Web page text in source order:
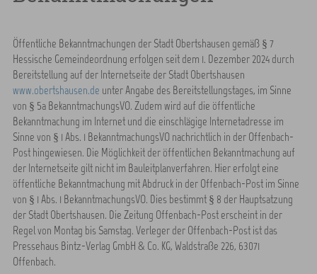
Öffentliche Bekanntmachungen der Stadt Obertshausen gemäß § 7
Hessische Gemeindeordnung erfolgen seit dem 1. Dezember 2024 durch
Bereitstellung auf der Internetseite der Stadt Obertshausen
www.obertshausen.de unter Angabe des Bereitstellungstages, im Sinne
von § 5a BekanntmachungsVO. Zudem wird auf die öffentliche
Bekanntmachung im Internet und die einschlägige Internetadresse im
Sinne von § 1 Abs. 1 BekanntmachungsVO nachrichtlich in der Offenbach-
Post hingewiesen. Die Möglichkeit der öffentlichen Bekanntmachung auf
der Internetseite gilt nicht im Bauleitplanverfahren. Hier erfolgt eine
öffentliche Bekanntmachung mit Abdruck in der Offenbach-Post im Sinne
von § 1 Abs. 1 BekanntmachungsVO. Dies bestimmt § 8 der Hauptsatzung
der Stadt Obertshausen. Die Zeitung Offenbach-Post erscheint in der
Regel von Montag bis Samstag. Verleger der Offenbach-Post ist das
Pressehaus Bintz-Verlag GmbH & Co. KG, Waldstraße 226, 63071
Offenbach.